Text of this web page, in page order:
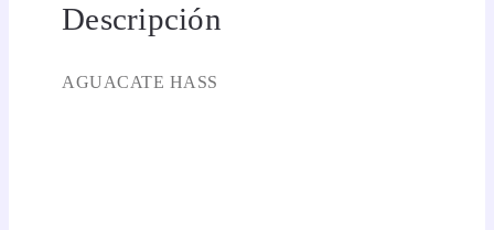
Descripción
AGUACATE HASS